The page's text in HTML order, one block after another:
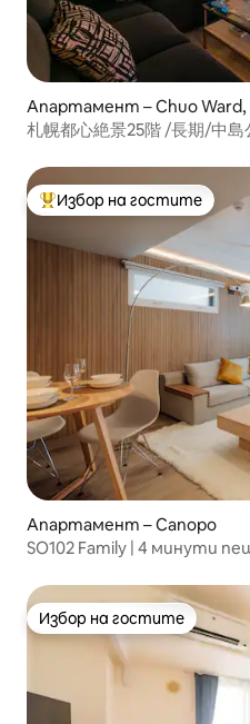
Апартамент – Chuo Ward,
札幌都心絶景25階 /長期/中
Най-популярен избор на
Избор на гостите
Апартамент – Сапоро
SO102 Family | 4 минути
и Сусукино | 70 кв. м | С
Избор на гостите
Избор на гостите